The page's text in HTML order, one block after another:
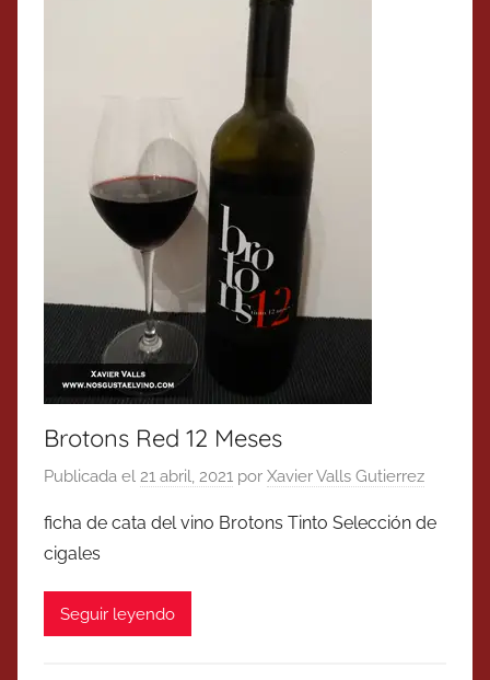
Brotons Red 12 Meses
Publicada el 21 abril, 2021 por Xavier Valls Gutierrez
ficha de cata del vino Brotons Tinto Selección de
cigales
Seguir leyendo